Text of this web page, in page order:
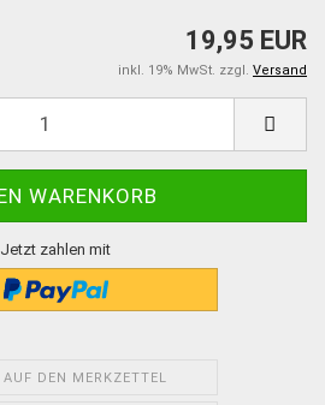
19,95 EUR
inkl. 19% MwSt. zzgl. Versand
Jetzt zahlen mit
AUF DEN MERKZETTEL